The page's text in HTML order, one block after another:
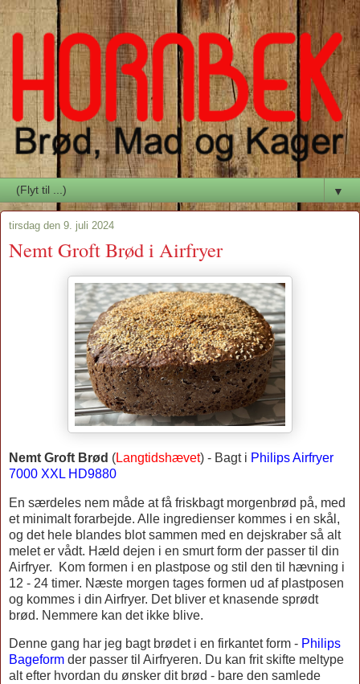
▼
tirsdag den 9. juli 2024
Nemt Groft Brød i Airfryer
Nemt Groft Brød (Langtidshævet) - Bagt i Philips Airfryer
7000 XXL HD9880
En særdeles nem måde at få friskbagt morgenbrød på, med
et minimalt forarbejde. Alle ingredienser kommes i en skål,
og det hele blandes blot sammen med en dejskraber så alt
melet er vådt. Hæld dejen i en smurt form der passer til din
Airfryer.
Kom formen i en plastpose og stil den til hævning i
12 - 24 timer. Næste morgen tages formen ud af plastposen
og kommes i din Airfryer. Det bliver et knasende sprødt
brød. Nemmere kan det ikke blive.
Denne gang har jeg bagt brødet i en firkantet form - Philips
Bageform der passer til Airfryeren. Du kan frit skifte meltype
alt efter hvordan du ønsker dit brød - bare den samlede